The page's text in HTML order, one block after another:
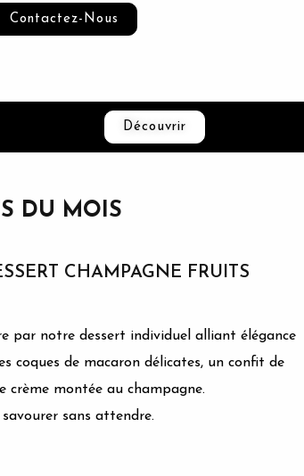
Contactez-Nous
Découvrir
DU MOIS
CHAMPAGNE FRUITS
par notre dessert individuel alliant élégance
coques de macaron délicates, un confit de
crème montée au champagne.
sans attendre.